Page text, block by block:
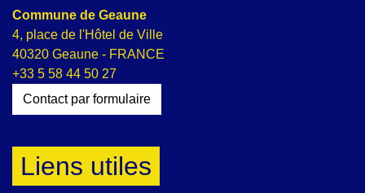
Commune de Geaune
4, place de l'Hôtel de Ville
40320 Geaune - FRANCE
+33 5 58 44 50 27
Contact par formulaire
Liens utiles